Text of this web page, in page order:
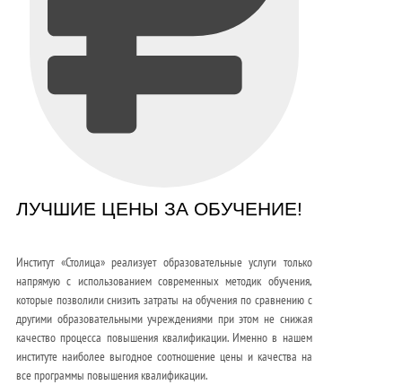
ЛУЧШИЕ ЦЕНЫ ЗА ОБУЧЕНИЕ!
Институт «Столица» реализует образовательные услуги только
напрямую с использованием современных методик обучения,
которые позволили снизить затраты на обучения по сравнению с
другими образовательными учреждениями при этом не снижая
качество процесса повышения квалификации. Именно в нашем
институте наиболее выгодное соотношение цены и качества на
все программы повышения квалификации.